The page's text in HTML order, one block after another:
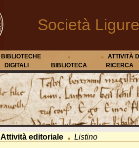
Società
BIBLIOTECHE
DIGITALI
BIBLIOTECA
ATTIVITÀ DI
RICERCA
Attività editoriale Listino